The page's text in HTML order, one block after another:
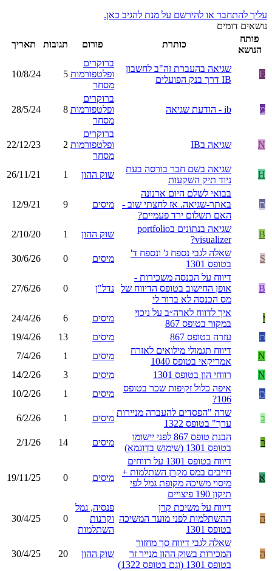
עליך להתחבר או להירשם על מנת להגיב כאן.
נושאים דומים
פותח
הנושא
כותרת פורום תגובות תאריך
E
שגיאה בהעברת זה"ב לחשבון
IB דרך בנק הפועלים
ברוקרים
ופלטפורמות
מסחר
5
10/8/24
מ ib - הודעת שגיאה
ברוקרים
ופלטפורמות
מסחר
8
28/5/24
N שגיאה בIB
ברוקרים
ופלטפורמות
מסחר
2
22/12/23
H
שגיאה בשם חבר בורסה בעת
ניוד תיק השקעות
שוק ההון 1
26/11/21
ת
בבואי לשלם היום ארנונה
באתר-שגיאה. אז לחצתי שוב -
האם תשלום ירד פעמיים?
מיסים 9
12/9/21
B
שגיאה בנתונים בportfolio
visualizer?
שוק ההון 1
2/10/20
S
שאלה לגבי נספח ג' ונספח ד'
בטופס 1301
מיסים 0
30/6/26
B
דיווח על הכנסה משכירות -
אופן החישוב בטופס הדיווח של
מס הכנסה לא ברור לי
נדל"ן 0
27/6/26
י
איך לדווח לארה״ב על ניכוי
במקור בטופס 867
מיסים 6
24/4/26
ת
עזרה בטופס 867 מיסים 13
19/4/26
N
דיווח תגמולי מילואים לאזרח
אמריקאי בטופס 1040
מיסים 1
7/4/26
N
רווחי הון בטופס 1301 מיסים 3
14/2/26
ת
איפה כלול זקיפות שכר בטופס
106?
מיסים 1
10/2/26
ב
שדה "הפסדים להעברה מניירות
ערך" בטופס 1322
מיסים 1
6/2/26
ר
הבנת טופס 867 לפני יישומו
בטופס 1301 (שימוש בדוגמא)
מיסים 14
2/1/26
א
דיווח בטופס 1301 על רווחים
חייבים במס מקרן השתלמות +
מיסוי משיכה מקופת גמל לפי
תיקון 190 פיצויים
מיסים 0
19/11/25
ה
דיווח על משיכת קרן
ההשתלמות לפני מועד המשיכה
בטופס 1301
פנסיה, גמל
וקרנות
השתלמות
0
30/4/25
ה
שאלה לגבי דיווח סך מחזור
המכירות בשוק ההון מנייר זר
בטופס 1301 (וגם בטופס 1322)
שוק ההון 20
30/4/25